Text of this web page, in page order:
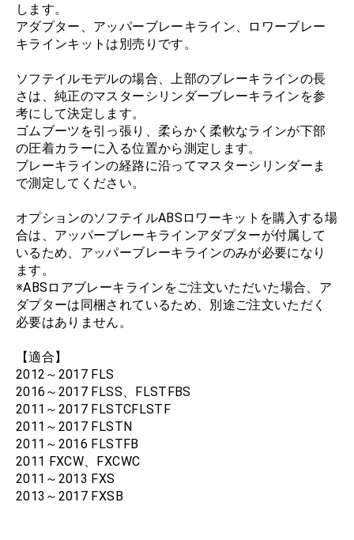
します。
アダプター、アッパーブレーキライン、ロワーブレー
キラインキットは別売りです。
ソフテイルモデルの場合、上部のブレーキラインの長
さは、純正のマスターシリンダーブレーキラインを参
考にして決定します。
ゴムブーツを引っ張り、柔らかく柔軟なラインが下部
の圧着カラーに入る位置から測定します。
ブレーキラインの経路に沿ってマスターシリンダーま
で測定してください。
オプションのソフテイルABSロワーキットを購入する場
合は、アッパーブレーキラインアダプターが付属して
いるため、アッパーブレーキラインのみが必要になり
ます。
※ABSロアブレーキラインをご注文いただいた場合、ア
ダプターは同梱されているため、別途ご注文いただく
必要はありません。
【適合】
2012～2017 FLS
2016～2017 FLSS、FLSTFBS
2011～2017 FLSTCFLSTF
2011～2017 FLSTN
2011～2016 FLSTFB
2011 FXCW、FXCWC
2011～2013 FXS
2013～2017 FXSB